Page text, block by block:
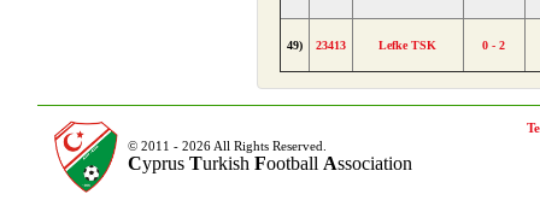
49) 23413 Lefke TSK 0 - 2
© 2011 - 2026 All Rights Reserved.
Cyprus Turkish Football Association